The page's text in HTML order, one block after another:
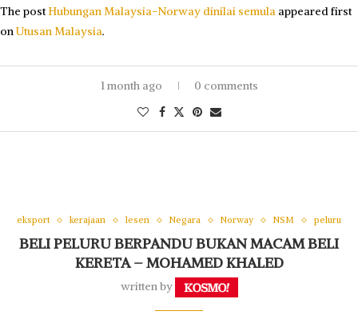
The postHubungan Malaysia-Norway dinilai semula appeared first
onUtusan Malaysia.
1 month ago 0 comments
eksport kerajaan lesen Negara Norway NSM peluru
BELI PELURU BERPANDU BUKAN MACAM BELI
KERETA – MOHAMED KHALED
written by